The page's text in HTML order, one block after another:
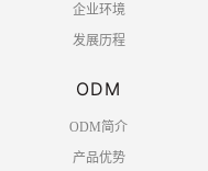
企业环境
发展历程
ODM
ODM简介
产品优势